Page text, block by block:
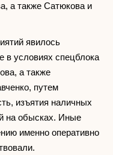
а также Сатюкова и
явилось
в условиях спецблока
а также
путем
изъятия наличных
на обысках. Иные
именно оперативно